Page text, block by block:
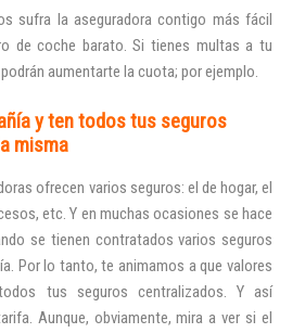
sufra la aseguradora contigo más fácil
de coche barato. Si tienes multas a tu
aumentarte la cuota; por ejemplo.
y ten todos tus seguros
misma
ofrecen varios seguros: el de hogar, el
etc. Y en muchas ocasiones se hace
se tienen contratados varios seguros
Por lo tanto, te animamos a que valores
tus seguros centralizados. Y así
Aunque, obviamente, mira a ver si el